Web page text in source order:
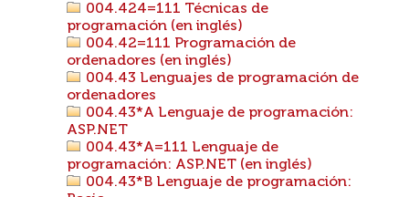
004.424=111 Técnicas de
programación (en inglés)
004.42=111 Programación de
ordenadores (en inglés)
004.43 Lenguajes de programación de
ordenadores
004.43*A Lenguaje de programación:
ASP.NET
004.43*A=111 Lenguaje de
programación: ASP.NET (en inglés)
004.43*B Lenguaje de programación: